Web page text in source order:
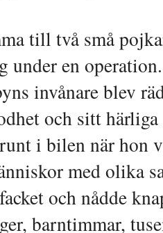
till två små
under en
invånare blev
och sitt
i bilen när hon
med olika
och nådde
barntimmar,